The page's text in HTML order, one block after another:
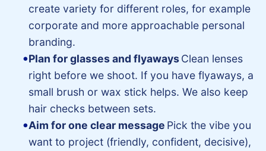
create variety for different roles, for example
corporate and more approachable personal
branding.
Plan for glasses and flyaways Clean lenses
right before we shoot. If you have flyaways, a
small brush or wax stick helps. We also keep
hair checks between sets.
Aim for one clear message Pick the vibe you
want to project (friendly, confident, decisive),